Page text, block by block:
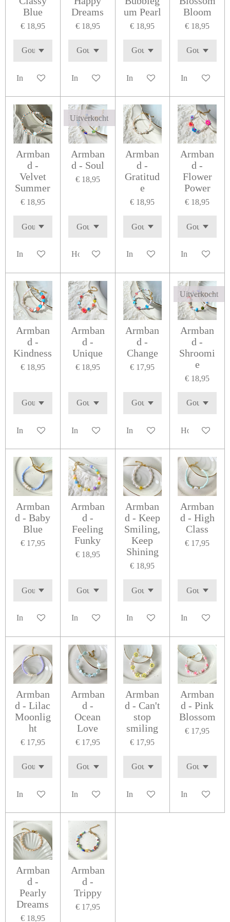
Blue
€ 18,95
In winkelwagen
Dreams
€ 18,95
In winkelwagen
um Pearl
€ 18,95
In winkelwagen
Bloom
€ 18,95
In
Armban
d -
Velvet
Summer
€ 18,95
In winkelwagen
Uitverkocht
Armban
d - Soul
€ 18,95
Houd mij op de hoogte
Armban
d -
Gratitud
e
€ 18,95
In winkelwagen
Armban
d -
Flower
Power
€ 18,95
In
Armban
d -
Kindness
€ 18,95
In winkelwagen
Armban
d -
Unique
€ 18,95
In winkelwagen
Armban
d -
Change
€ 17,95
In winkelwagen
Uitverkocht
Armban
d -
Shroomi
e
€ 18,95
Houd mij op
Armban
d - Baby
Blue
€ 17,95
In winkelwagen
Armban
d -
Feeling
Funky
€ 18,95
In winkelwagen
Armban
d - Keep
Smiling,
Keep
Shining
€ 18,95
In winkelwagen
Armban
d - High
Class
€ 17,95
In
Armban
d - Lilac
Moonlig
ht
€ 17,95
In winkelwagen
Armban
d -
Ocean
Love
€ 17,95
In winkelwagen
Armban
d - Can't
stop
smiling
€ 17,95
In winkelwagen
Armban
d - Pink
Blossom
€ 17,95
In
Armban
d -
Pearly
Dreams
€ 18,95
Armban
d -
Trippy
€ 17,95